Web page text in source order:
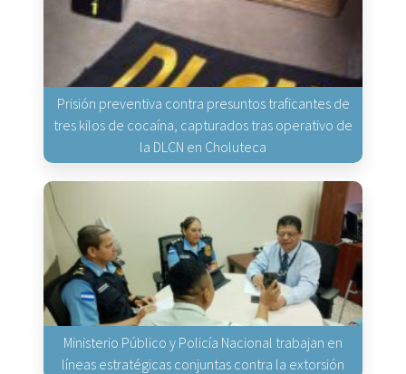
Prisión preventiva contra presuntos traficantes de
tres kilos de cocaína, capturados tras operativo de
la DLCN en Choluteca
Ministerio Público y Policía Nacional trabajan en
líneas estratégicas conjuntas contra la extorsión